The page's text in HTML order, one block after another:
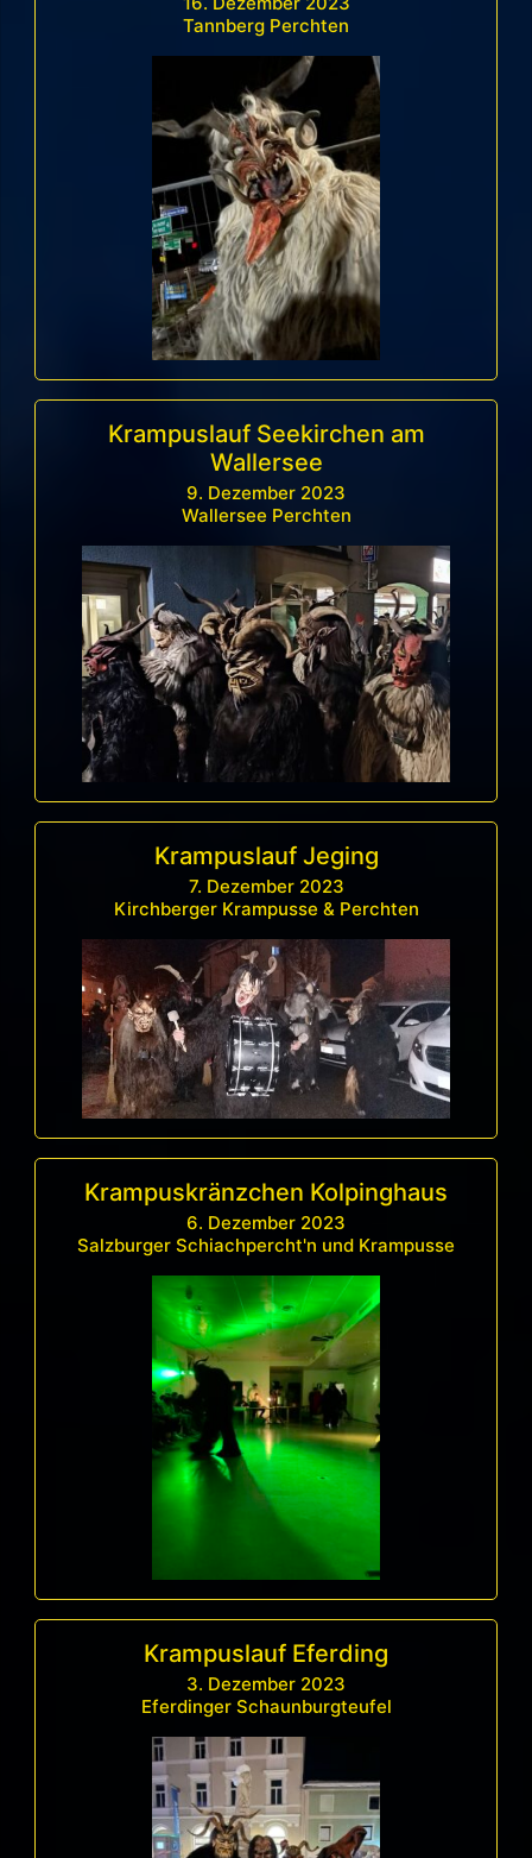
Tannberg Perchten
Krampuslauf Seekirchen am
Wallersee
9. Dezember 2023
Wallersee Perchten
Krampuslauf Jeging
7. Dezember 2023
Kirchberger Krampusse & Perchten
Krampuskränzchen Kolpinghaus
6. Dezember 2023
Salzburger Schiachpercht'n und Krampusse
Krampuslauf Eferding
3. Dezember 2023
Eferdinger Schaunburgteufel